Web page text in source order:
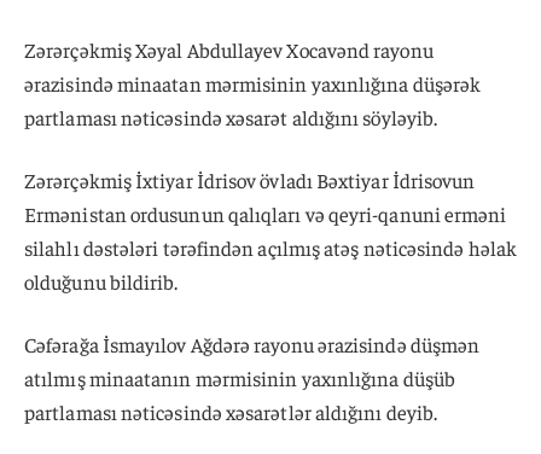
Zərərçəkmiş Xəyal Abdullayev Xocavənd rayonu
ərazisində minaatan mərmisinin yaxınlığına düşərək
partlaması nəticəsində xəsarət aldığını söyləyib.
Zərərçəkmiş İxtiyar İdrisov övladı Bəxtiyar İdrisovun
Ermənistan ordusunun qalıqları və qeyri-qanuni erməni
silahlı dəstələri tərəfindən açılmış atəş nəticəsində həlak
olduğunu bildirib.
Cəfərağa İsmayılov Ağdərə rayonu ərazisində düşmən
atılmış minaatanın mərmisinin yaxınlığına düşüb
partlaması nəticəsində xəsarətlər aldığını deyib.